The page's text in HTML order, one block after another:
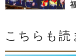
こちらも読